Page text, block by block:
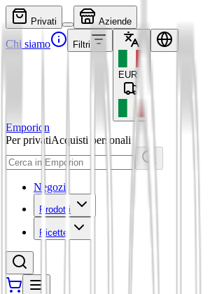
Privati Aziende
Chi siamo Filtri
EUR
Emporion
Per privatiAcquisti personali
Negozi
Prodotti
Ricette